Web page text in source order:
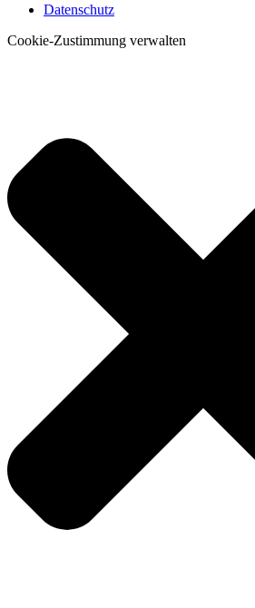
Datenschutz
Cookie-Zustimmung verwalten